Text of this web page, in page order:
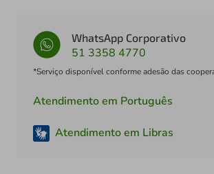
WhatsApp Corporativo
51 3358 4770
*Serviço disponível conforme adesão das
Atendimento em Português
Atendimento em Libras